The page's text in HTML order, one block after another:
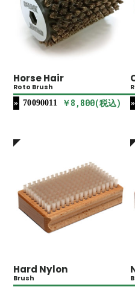
Horse Hair
Roto Brush
70090011
￥8,800(税込)
Hard Nylon
Brush